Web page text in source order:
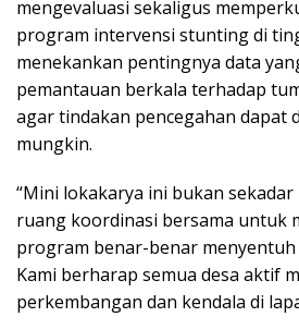
mengevaluasi sekaligus
program intervensi stunting di
menekankan pentingnya data
pemantauan berkala terhadap
agar tindakan pencegahan dapat
mungkin.
“Mini lokakarya ini bukan
ruang koordinasi bersama untuk
program benar-benar menyentuh
Kami berharap semua desa aktif
perkembangan dan kendala di